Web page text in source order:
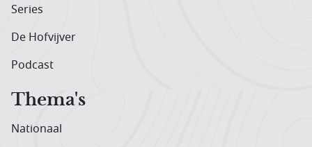
Series
De Hofvijver
Podcast
Thema's
Nationaal